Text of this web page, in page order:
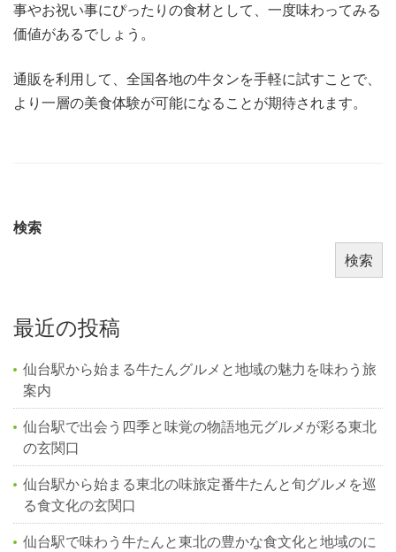
事やお祝い事にぴったりの食材として、一度味わってみる
価値があるでしょう。
通販を利用して、全国各地の牛タンを手軽に試すことで、
より一層の美食体験が可能になることが期待されます。
検索
検索
最近の投稿
仙台駅から始まる牛たんグルメと地域の魅力を味わう旅
案内
仙台駅で出会う四季と味覚の物語地元グルメが彩る東北
の玄関口
仙台駅から始まる東北の味旅定番牛たんと旬グルメを巡
る食文化の玄関口
仙台駅で味わう牛たんと東北の豊かな食文化と地域のに